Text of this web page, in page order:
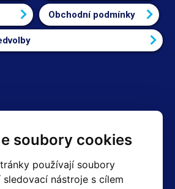
soubory cookies
používají soubory
nástroje s cílem
Obchodní podmínky
+420 605 234 204
oddělení